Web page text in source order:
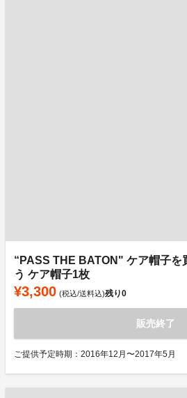
“PASS THE BATON" ケア帽子を
う ケア帽子1枚
¥3,300 (税込/送料込)残り0
販売終了
ご提供予定時期：2016年12月〜2017年5月